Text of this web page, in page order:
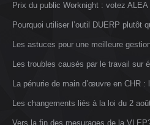
Prix du public Worknight : votez ALEA
Pourquoi utiliser l’outil DUERP plutôt
Les astuces pour une meilleure
Les troubles causés par le travail sur
La pénurie de main d’œuvre en CHR :
Les changements liés à la loi du 2
Vers la fin des mesurages de la